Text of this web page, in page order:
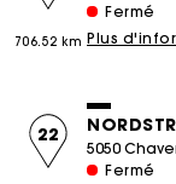
706.52 km
Fermé
Plus
22
5050
Fermé